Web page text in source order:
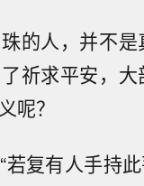
的人，并不
祈求平安，
呢？
若复有人手持